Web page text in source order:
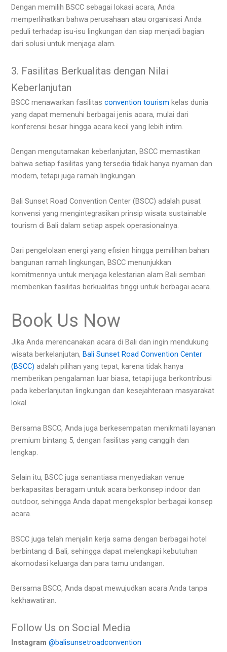
Dengan memilih BSCC sebagai lokasi acara, Anda
memperlihatkan bahwa perusahaan atau organisasi Anda
peduli terhadap isu-isu lingkungan dan siap menjadi bagian
dari solusi untuk menjaga alam.
3. Fasilitas Berkualitas dengan Nilai
Keberlanjutan
BSCC menawarkan fasilitasconvention tourism kelas dunia
yang dapat memenuhi berbagai jenis acara, mulai dari
konferensi besar hingga acara kecil yang lebih intim.
Dengan mengutamakan keberlanjutan, BSCC memastikan
bahwa setiap fasilitas yang tersedia tidak hanya nyaman dan
modern, tetapi juga ramah lingkungan.
Bali Sunset Road Convention Center (BSCC) adalah pusat
konvensi yang mengintegrasikan prinsip wisata sustainable
tourism di Bali dalam setiap aspek operasionalnya.
Dari pengelolaan energi yang efisien hingga pemilihan bahan
bangunan ramah lingkungan, BSCC menunjukkan
komitmennya untuk menjaga kelestarian alam Bali sembari
memberikan fasilitas berkualitas tinggi untuk berbagai acara.
Book Us Now
Jika Anda merencanakan acara di Bali dan ingin mendukung
wisata berkelanjutan,Bali Sunset Road Convention Center
(BSCC) adalah pilihan yang tepat, karena tidak hanya
memberikan pengalaman luar biasa, tetapi juga berkontribusi
pada keberlanjutan lingkungan dan kesejahteraan masyarakat
lokal.
Bersama BSCC, Anda juga berkesempatan menikmati layanan
premium bintang 5, dengan fasilitas yang canggih dan
lengkap.
Selain itu, BSCC juga senantiasa menyediakan venue
berkapasitas beragam untuk acara berkonsep indoor dan
outdoor, sehingga Anda dapat mengeksplor berbagai konsep
acara.
BSCC juga telah menjalin kerja sama dengan berbagai hotel
berbintang di Bali, sehingga dapat melengkapi kebutuhan
akomodasi keluarga dan para tamu undangan.
Bersama BSCC, Anda dapat mewujudkan acara Anda tanpa
kekhawatiran.
Follow Us on Social Media
Instagram @balisunsetroadconvention